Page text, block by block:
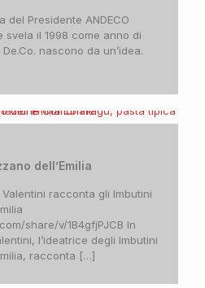
del Presidente ANDECO
svela il 1998 come anno di
nascono da un’idea.
dell’Emilia
racconta gli Imbutini
share/v/1B4gfjPJCB In
l’ideatrice degli Imbutini
racconta […]